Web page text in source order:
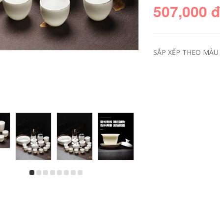
du lịch trà
bị di động cao
cắm trại ngoài
thiết bị đầy đủ
trà xe nhanh cốc
ấm trà du lịch
1,252,000
Bát phủ ngọc bích
mỡ, bộ trà du lịch,
thiết bị uống trà cắm
trại ngoài trời dành
cho một người, cốc
nhanh cao cấp gắn
trên ô tô bộ ấm trà
du lịch
507,000 đ
SẮP XẾP THEO MÀU